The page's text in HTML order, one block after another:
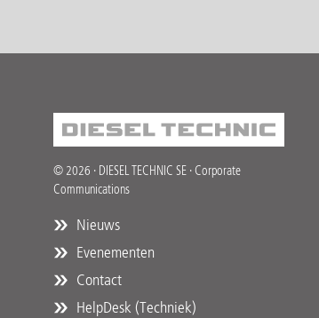
© 2026 · DIESEL TECHNIC SE · Corporate
Communications
Nieuws
Evenementen
Contact
HelpDesk (Techniek)